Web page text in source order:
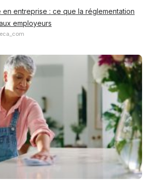
entreprise : ce que la réglementation
employeurs